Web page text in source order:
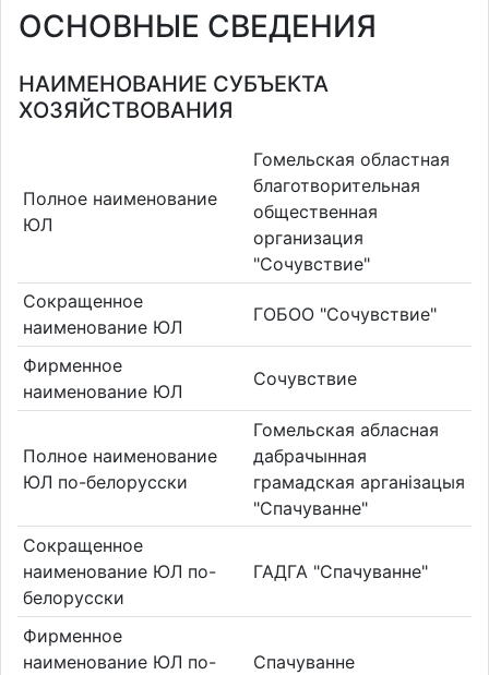
ОСНОВНЫЕ СВЕДЕНИЯ
НАИМЕНОВАНИЕ СУБЪЕКТА
ХОЗЯЙСТВОВАНИЯ
Полное наименование
ЮЛ
Гомельская областная
благотворительная
общественная
организация
"Сочувствие"
Сокращенное
наименование ЮЛ
ГОБОО "Сочувствие"
Фирменное
наименование ЮЛ
Сочувствие
Полное наименование
ЮЛ по-белорусски
Гомельская абласная
дабрачынная
грамадская арганізацыя
"Спачуванне"
Сокращенное
наименование ЮЛ по-
белорусски
ГАДГА "Спачуванне"
Фирменное
наименование ЮЛ по-
Спачуванне